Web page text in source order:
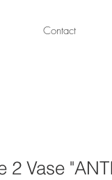
Contact
2 Vase